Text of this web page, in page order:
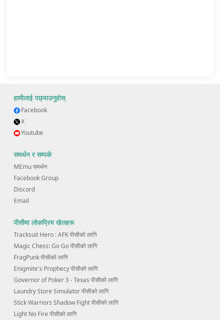
हामीलाई पछ्याउनुहोस्
Facebook
X
Youtube
समर्थन र सम्पर्क
MEmu समर्थन
Facebook Group
Discord
Email
पीसीमा लोकप्रिय खेलहरू
Tracksuit Hero : AFK पीसीको लागि
Magic Chess: Go Go पीसीको लागि
FragPunk पीसीको लागि
Enigmite's Prophecy पीसीको लागि
Governor of Poker 3 - Texas पीसीको लागि
Laundry Store Simulator पीसीको लागि
Stick Warriors Shadow Fight पीसीको लागि
Light No Fire पीसीको लागि